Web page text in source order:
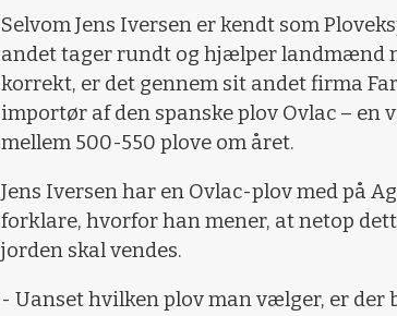
Selvom Jens Iversen er kendt som
andet tager rundt og hjælper landmænd
korrekt, er det gennem sit andet firma
importør af den spanske plov Ovlac – en
mellem 500-550 plove om året.
Jens Iversen har en Ovlac-plov med på
forklare, hvorfor han mener, at netop
jorden skal vendes.
- Uanset hvilken plov man vælger, er der